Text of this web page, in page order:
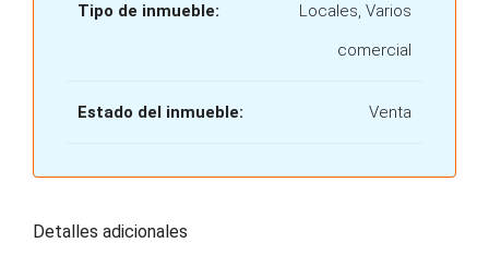
Tipo de inmueble:
Locales, Varios
comercial
Estado del inmueble: Venta
Detalles adicionales